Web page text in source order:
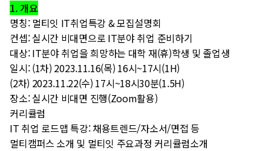
1. 개요
명칭: 멀티잇 IT취업특강 & 모집설명회
컨셉: 실시간 비대면으로 IT분야 취업 준비하기
대상: IT분야 취업을 희망하는 대학 재(휴)학생 및 졸업생
일시: (1차) 2023.11.16(목) 16시~17시(1H)
(2차) 2023.11.22(수) 17시~18시30분(1.5H)
장소: 실시간 비대면 진행(Zoom활용)
커리큘럼
IT 취업 로드맵 특강: 채용트렌드/자소서/면접 등
멀티캠퍼스 소개 및 멀티잇 주요과정 커리큘럼소개